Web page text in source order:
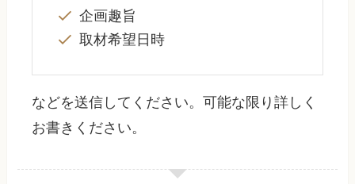
企画趣旨
取材希望日時
などを送信してください。可能な限り詳しく
お書きください。